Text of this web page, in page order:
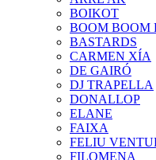
BOIKOT
BOOM BOOM
BASTARDS
CARMEN XÍA
DE GAIRÓ
DJ TRAPELLA
DONALLOP
ELANE
FAIXA
FELIU
FILOMENA